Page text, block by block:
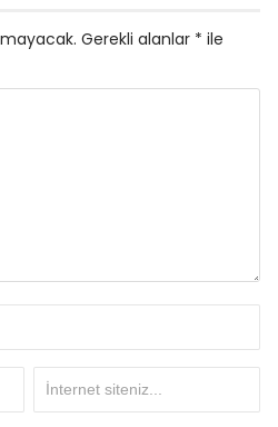
Gerekli alanlar * ile